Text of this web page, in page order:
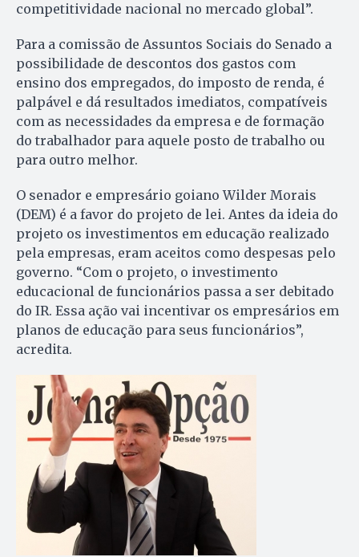
competitividade nacional no mercado global”.
Para a comissão de Assuntos Sociais do Senado a
possibilidade de descontos dos gastos com
ensino dos empregados, do imposto de renda, é
palpável e dá resultados imediatos, compatíveis
com as necessidades da empresa e de formação
do trabalhador para aquele posto de trabalho ou
para outro melhor.
O senador e empresário goiano Wilder Morais
(DEM) é a favor do projeto de lei. Antes da ideia do
projeto os investimentos em educação realizado
pela empresas, eram aceitos como despesas pelo
governo. “Com o projeto, o investimento
educacional de funcionários passa a ser debitado
do IR. Essa ação vai incentivar os empresários em
planos de educação para seus funcionários”,
acredita.